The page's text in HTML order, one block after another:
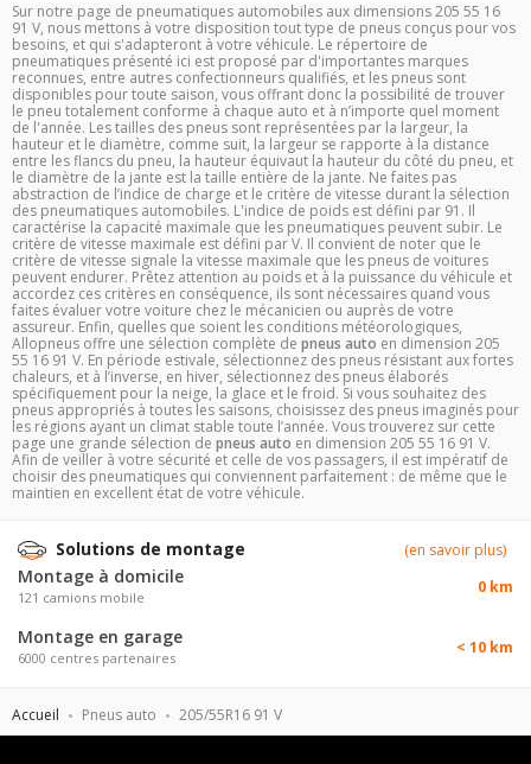
Accueil Pneus auto 205/55R16 91 V
Sur notre page de pneumatiques automobiles aux dimensions 205 55 16
91 V, nous mettons à votre disposition tout type de pneus conçus pour vos
besoins, et qui s'adapteront à votre véhicule. Le répertoire de
pneumatiques présenté ici est proposé par d'importantes marques
reconnues, entre autres confectionneurs qualifiés, et les pneus sont
disponibles pour toute saison, vous offrant donc la possibilité de trouver
le pneu totalement conforme à chaque auto et à n’importe quel moment
de l'année. Les tailles des pneus sont représentées par la largeur, la
hauteur et le diamètre, comme suit, la largeur se rapporte à la distance
entre les flancs du pneu, la hauteur équivaut la hauteur du côté du pneu, et
le diamètre de la jante est la taille entière de la jante. Ne faites pas
abstraction de l’indice de charge et le critère de vitesse durant la sélection
des pneumatiques automobiles. L'indice de poids est défini par 91. Il
caractérise la capacité maximale que les pneumatiques peuvent subir. Le
critère de vitesse maximale est défini par V. Il convient de noter que le
critère de vitesse signale la vitesse maximale que les pneus de voitures
peuvent endurer. Prêtez attention au poids et à la puissance du véhicule et
accordez ces critères en conséquence, ils sont nécessaires quand vous
faites évaluer votre voiture chez le mécanicien ou auprès de votre
assureur. Enfin, quelles que soient les conditions météorologiques,
Allopneus offre une sélection complète de pneus auto en dimension 205
55 16 91 V. En période estivale, sélectionnez des pneus résistant aux fortes
chaleurs, et à l’inverse, en hiver, sélectionnez des pneus élaborés
spécifiquement pour la neige, la glace et le froid. Si vous souhaitez des
pneus appropriés à toutes les saisons, choisissez des pneus imaginés pour
les régions ayant un climat stable toute l’année. Vous trouverez sur cette
page une grande sélection de pneus auto en dimension 205 55 16 91 V.
Afin de veiller à votre sécurité et celle de vos passagers, il est impératif de
choisir des pneumatiques qui conviennent parfaitement : de même que le
maintien en excellent état de votre véhicule.
Solutions de montage (en savoir plus)
Montage à domicile
121 camions mobile
0 km
Montage en garage
6000 centres partenaires
< 10 km